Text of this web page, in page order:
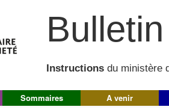
Instructions du ministère
Sommaires A venir